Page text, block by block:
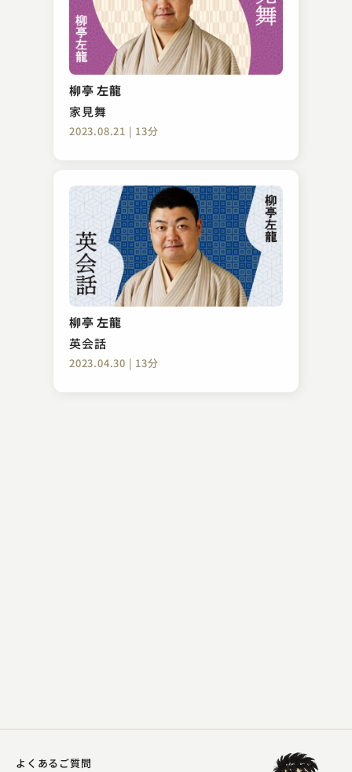
柳亭 左龍
家見舞
2023.08.21 | 13分
柳亭 左龍
英会話
2023.04.30 | 13分
柳家 小さん
町内の若い衆
2024.05.14 | 15分
春風亭 正朝
掛取り
2023.12.10 | 24分
よくあるご質問